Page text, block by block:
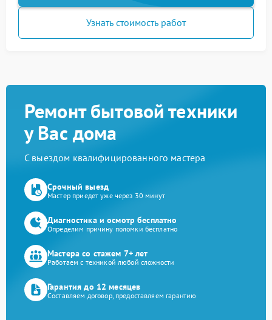
Узнать стоимость работ
Ремонт бытовой техники
у Вас дома
С выездом квалифицированного мастера
Срочный выезд
Мастер приедет уже через 30 минут
Диагностика и осмотр бесплатно
Определим причину поломки бесплатно
Мастера со стажем 7+ лет
Работаем с техникой любой сложности
Гарантия до 12 месяцев
Составляем договор, предоставляем гарантию